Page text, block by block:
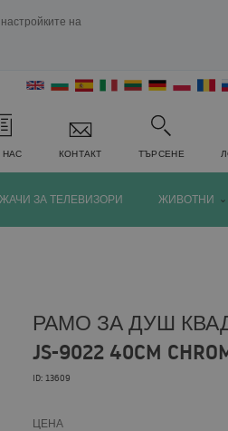
на
НАС КОНТАКТ ТЪРСЕНЕ
ЗА ТЕЛЕВИЗОРИ ЖИВОТНИ
РАМО ЗА ДУШ
JS-9022 40CM
ID: 13609
ЦЕНА